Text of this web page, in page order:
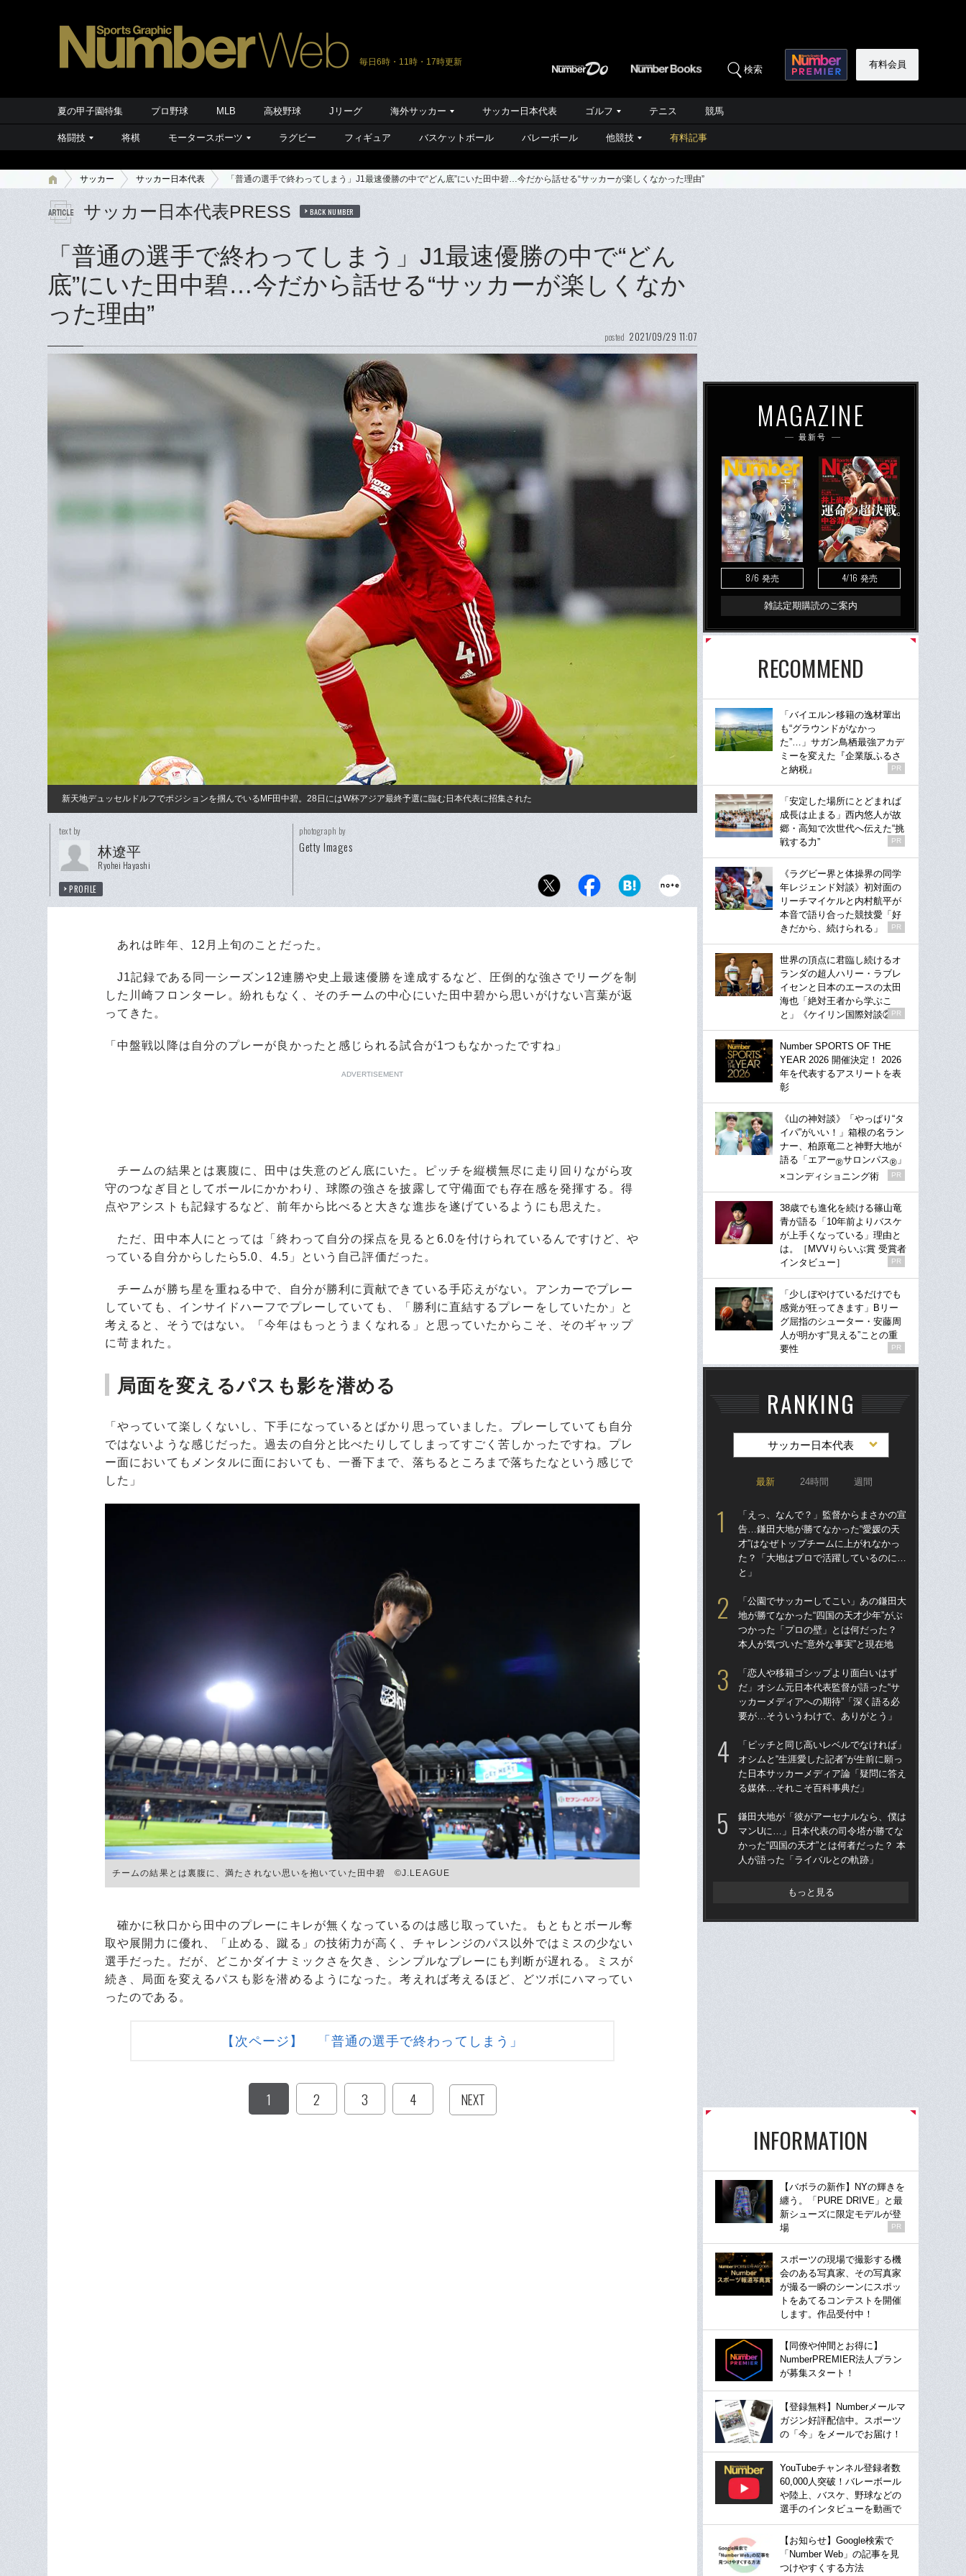
毎日6時・11時・17時更新
検索 有料会員
夏の甲子園特集 プロ野球 MLB 高校野球 Jリーグ 海外サッカー サッカー日本代表 ゴルフ テニス 競馬
格闘技 将棋 モータースポーツ ラグビー フィギュア バスケットボール バレーボール 他競技 有料記事
サッカー サッカー日本代表 「普通の選手で終わってしまう」J1最速優勝の中で“どん底”にいた田中碧…今だから話せる“サッカーが楽しくなかった理由”
サッカー日本代表PRESS BACK NUMBER
「普通の選手で終わってしまう」J1最速優勝の中で“どん
底”にいた田中碧…今だから話せる“サッカーが楽しくなか
った理由”
posted 2021/09/29 11:07
新天地デュッセルドルフでポジションを掴んでいるMF田中碧。28日にはW杯アジア最終予選に臨む日本代表に招集された
text by
林遼平
Ryohei Hayashi
PROFILE
photograph by
Getty Images
あれは昨年、12月上旬のことだった。
J1記録である同一シーズン12連勝や史上最速優勝を達成するなど、圧倒的な強さでリーグを制
した川崎フロンターレ。紛れもなく、そのチームの中心にいた田中碧から思いがけない言葉が返
ってきた。
「中盤戦以降は自分のプレーが良かったと感じられる試合が1つもなかったですね」
ADVERTISEMENT
チームの結果とは裏腹に、田中は失意のどん底にいた。ピッチを縦横無尽に走り回りながら攻
守のつなぎ目としてボールにかかわり、球際の強さを披露して守備面でも存在感を発揮する。得
点やアシストも記録するなど、前年から比べると大きな進歩を遂げているようにも思えた。
ただ、田中本人にとっては「終わって自分の採点を見ると6.0を付けられているんですけど、や
っている自分からしたら5.0、4.5」という自己評価だった。
チームが勝ち星を重ねる中で、自分が勝利に貢献できている手応えがない。アンカーでプレー
していても、インサイドハーフでプレーしていても、「勝利に直結するプレーをしていたか」と
考えると、そうではない。「今年はもっとうまくなれる」と思っていたからこそ、そのギャップ
に苛まれた。
局面を変えるパスも影を潜める
「やっていて楽しくないし、下手になっているとばかり思っていました。プレーしていても自分
ではないような感じだった。過去の自分と比べたりしてしまってすごく苦しかったですね。プレ
ー面においてもメンタルに面においても、一番下まで、落ちるところまで落ちたなという感じで
した」
チームの結果とは裏腹に、満たされない思いを抱いていた田中碧 ©︎J.LEAGUE
確かに秋口から田中のプレーにキレが無くなっているのは感じ取っていた。もともとボール奪
取や展開力に優れ、「止める、蹴る」の技術力が高く、チャレンジのパス以外ではミスの少ない
選手だった。だが、どこかダイナミックさを欠き、シンプルなプレーにも判断が遅れる。ミスが
続き、局面を変えるパスも影を潜めるようになった。考えれば考えるほど、どツボにハマってい
ったのである。
【次ページ】 「普通の選手で終わってしまう」
1 2 3 4 NEXT
MAGAZINE
最新号
8/6 発売 4/16 発売
雑誌定期購読のご案内
RECOMMEND
「バイエルン移籍の逸材輩出
も“グラウンドがなかっ
た”…」サガン鳥栖最強アカデ
ミーを変えた『企業版ふるさ
と納税』
PR
「安定した場所にとどまれば
成長は止まる」西内悠人が故
郷・高知で次世代へ伝えた“挑
戦する力”
PR
《ラグビー界と体操界の同学
年レジェンド対談》初対面の
リーチマイケルと内村航平が
本音で語り合った競技愛「好
きだから、続けられる」
PR
世界の頂点に君臨し続けるオ
ランダの超人ハリー・ラブレ
イセンと日本のエースの太田
海也「絶対王者から学ぶこ
と」《ケイリン国際対談②》
PR
Number SPORTS OF THE
YEAR 2026 開催決定！ 2026
年を代表するアスリートを表
彰
《山の神対談》「やっぱり“タ
イパ”がいい！」箱根の名ラン
ナー、柏原竜二と神野大地が
語る「エアー®サロンパス® 」
×コンディショニング術
PR
38歳でも進化を続ける篠山竜
青が語る「10年前よりバスケ
が上手くなっている」理由と
は。［MVVりらいぶ賞 受賞者
インタビュー］
PR
「少しぼやけているだけでも
感覚が狂ってきます」Bリー
グ屈指のシューター・安藤周
人が明かす“見える”ことの重
要性
PR
RANKING
サッカー日本代表
最新 24時間 週間
「えっ、なんで？」監督からまさかの宣
告…鎌田大地が勝てなかった“愛媛の天
才”はなぜトップチームに上がれなかっ
た？「大地はプロで活躍しているのに…
と」
「公園でサッカーしてこい」あの鎌田大
地が勝てなかった“四国の天才少年”がぶ
つかった「プロの壁」とは何だった？
本人が気づいた“意外な事実”と現在地
「恋人や移籍ゴシップより面白いはず
だ」オシム元日本代表監督が語った“サ
ッカーメディアへの期待”「深く語る必
要が…そういうわけで、ありがとう」
「ピッチと同じ高いレベルでなければ」
オシムと“生涯愛した記者”が生前に願っ
た日本サッカーメディア論「疑問に答え
る媒体…それこそ百科事典だ」
鎌田大地が「彼がアーセナルなら、僕は
マンUに…」日本代表の司令塔が勝てな
かった“四国の天才”とは何者だった？ 本
人が語った「ライバルとの軌跡」
もっと見る
INFORMATION
【バボラの新作】NYの輝きを
纏う。「PURE DRIVE」と最
新シューズに限定モデルが登
場
PR
スポーツの現場で撮影する機
会のある写真家、その写真家
が撮る一瞬のシーンにスポッ
トをあてるコンテストを開催
します。作品受付中！
【同僚や仲間とお得に】
NumberPREMIER法人プラン
が募集スタート！
【登録無料】Numberメールマ
ガジン好評配信中。スポーツ
の「今」をメールでお届け！
YouTubeチャンネル登録者数
60,000人突破！バレーボール
や陸上、バスケ、野球などの
選手のインタビューを動画で
【お知らせ】Google検索で
「Number Web」の記事を見
つけやすくする方法